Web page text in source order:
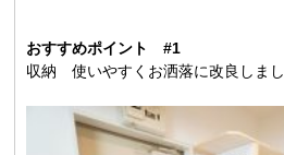
おすすめポイント #1
収納 使いやすくお洒落に改良しま